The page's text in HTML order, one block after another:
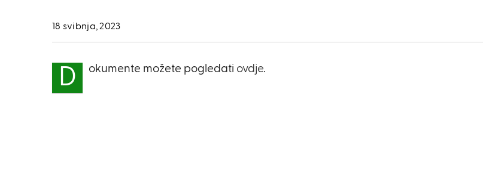
18 svibnja, 2023
D okumente možete pogledati ovdje.